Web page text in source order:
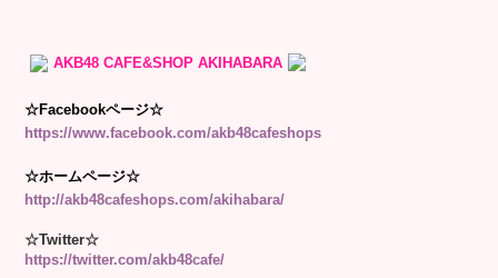
AKB48 CAFE&SHOP AKIHABARA
☆Facebookページ☆
https://www.facebook.com/akb48cafeshops
☆ホームページ☆
http://akb48cafeshops.com/akihabara/
☆Twitter☆
https://twitter.com/akb48cafe/